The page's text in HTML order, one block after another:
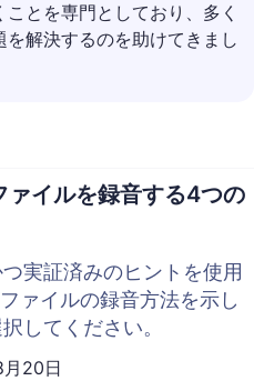
とを専門としており、多く
解決するのを助けてきまし
イルを録音する4つの
実証済みのヒントを使用
ァイルの録音方法を示し
してください。
20日